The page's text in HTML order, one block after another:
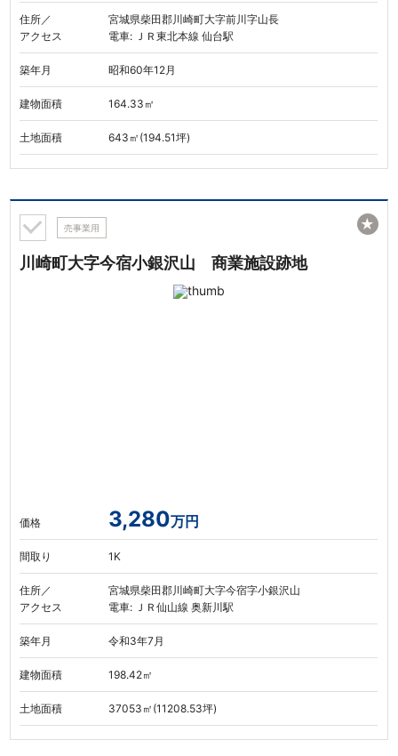
住所／
アクセス
宮城県柴田郡川崎町大字前川字山長
電車: ＪＲ東北本線 仙台駅
築年月 昭和60年12月
建物面積 164.33㎡
土地面積 643㎡(194.51坪)
売事業用
川崎町大字今宿小銀沢山 商業施設跡地
価格 3,280万円
間取り 1K
住所／
アクセス
宮城県柴田郡川崎町大字今宿字小銀沢山
電車: ＪＲ仙山線 奥新川駅
築年月 令和3年7月
建物面積 198.42㎡
土地面積 37053㎡(11208.53坪)
★